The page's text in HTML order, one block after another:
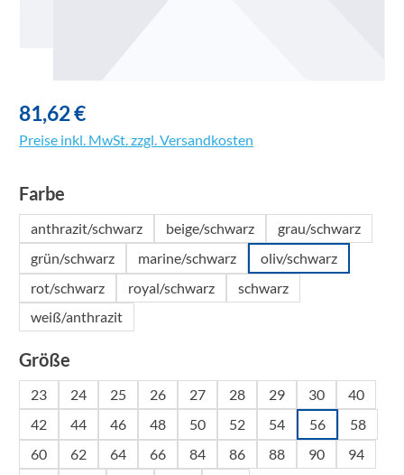
81,62 €
Preise inkl. MwSt. zzgl. Versandkosten
Farbe
anthrazit/schwarz beige/schwarz
grau/schwarz
grün/schwarz
marine/schwarz
oliv/schwarz
rot/schwarz
royal/schwarz
schwarz
weiß/anthrazit
Größe
23 24 25 26 27 28 29 30
40
42
44 46 48 50 52 54 56
58
60
62 64 66 84 86 88 90
94